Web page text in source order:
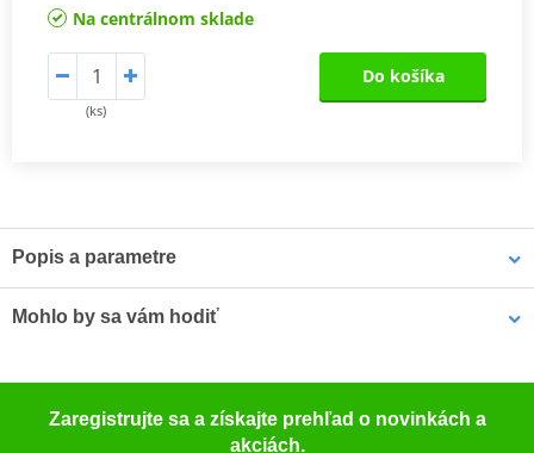
Na centrálnom sklade
(ks)
Do košíka
Popis a parametre
kufru na motorku. Jedná se o montážní sadu speciálně navrženou
každého modelu. Výsledkem je vysoce kvalitní a bezpečný produkt,
Mohlo by sa vám hodiť
Zaregistrujte sa a získajte prehľad o novinkách a
akciách.